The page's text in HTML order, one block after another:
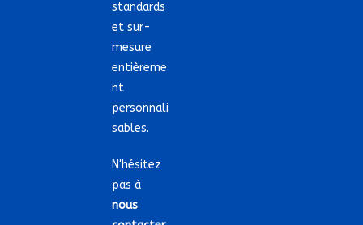
standards
et sur-
mesure
entièreme
nt
personnali
sables.
N'hésitez
pas à
nous